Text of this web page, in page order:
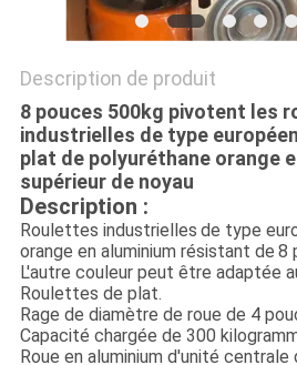
Description de produit
8 pouces 500kg pivotent les
industrielles de type
plat de polyuréthane orange
supérieur de noyau
Description :
Roulettes industrielles de type
orange en aluminium résistant de 8
L'autre couleur peut être adaptée
Roulettes de plat.
Rage de diamètre de roue de 4
Capacité chargée de 300
Roue en aluminium d'unité centrale